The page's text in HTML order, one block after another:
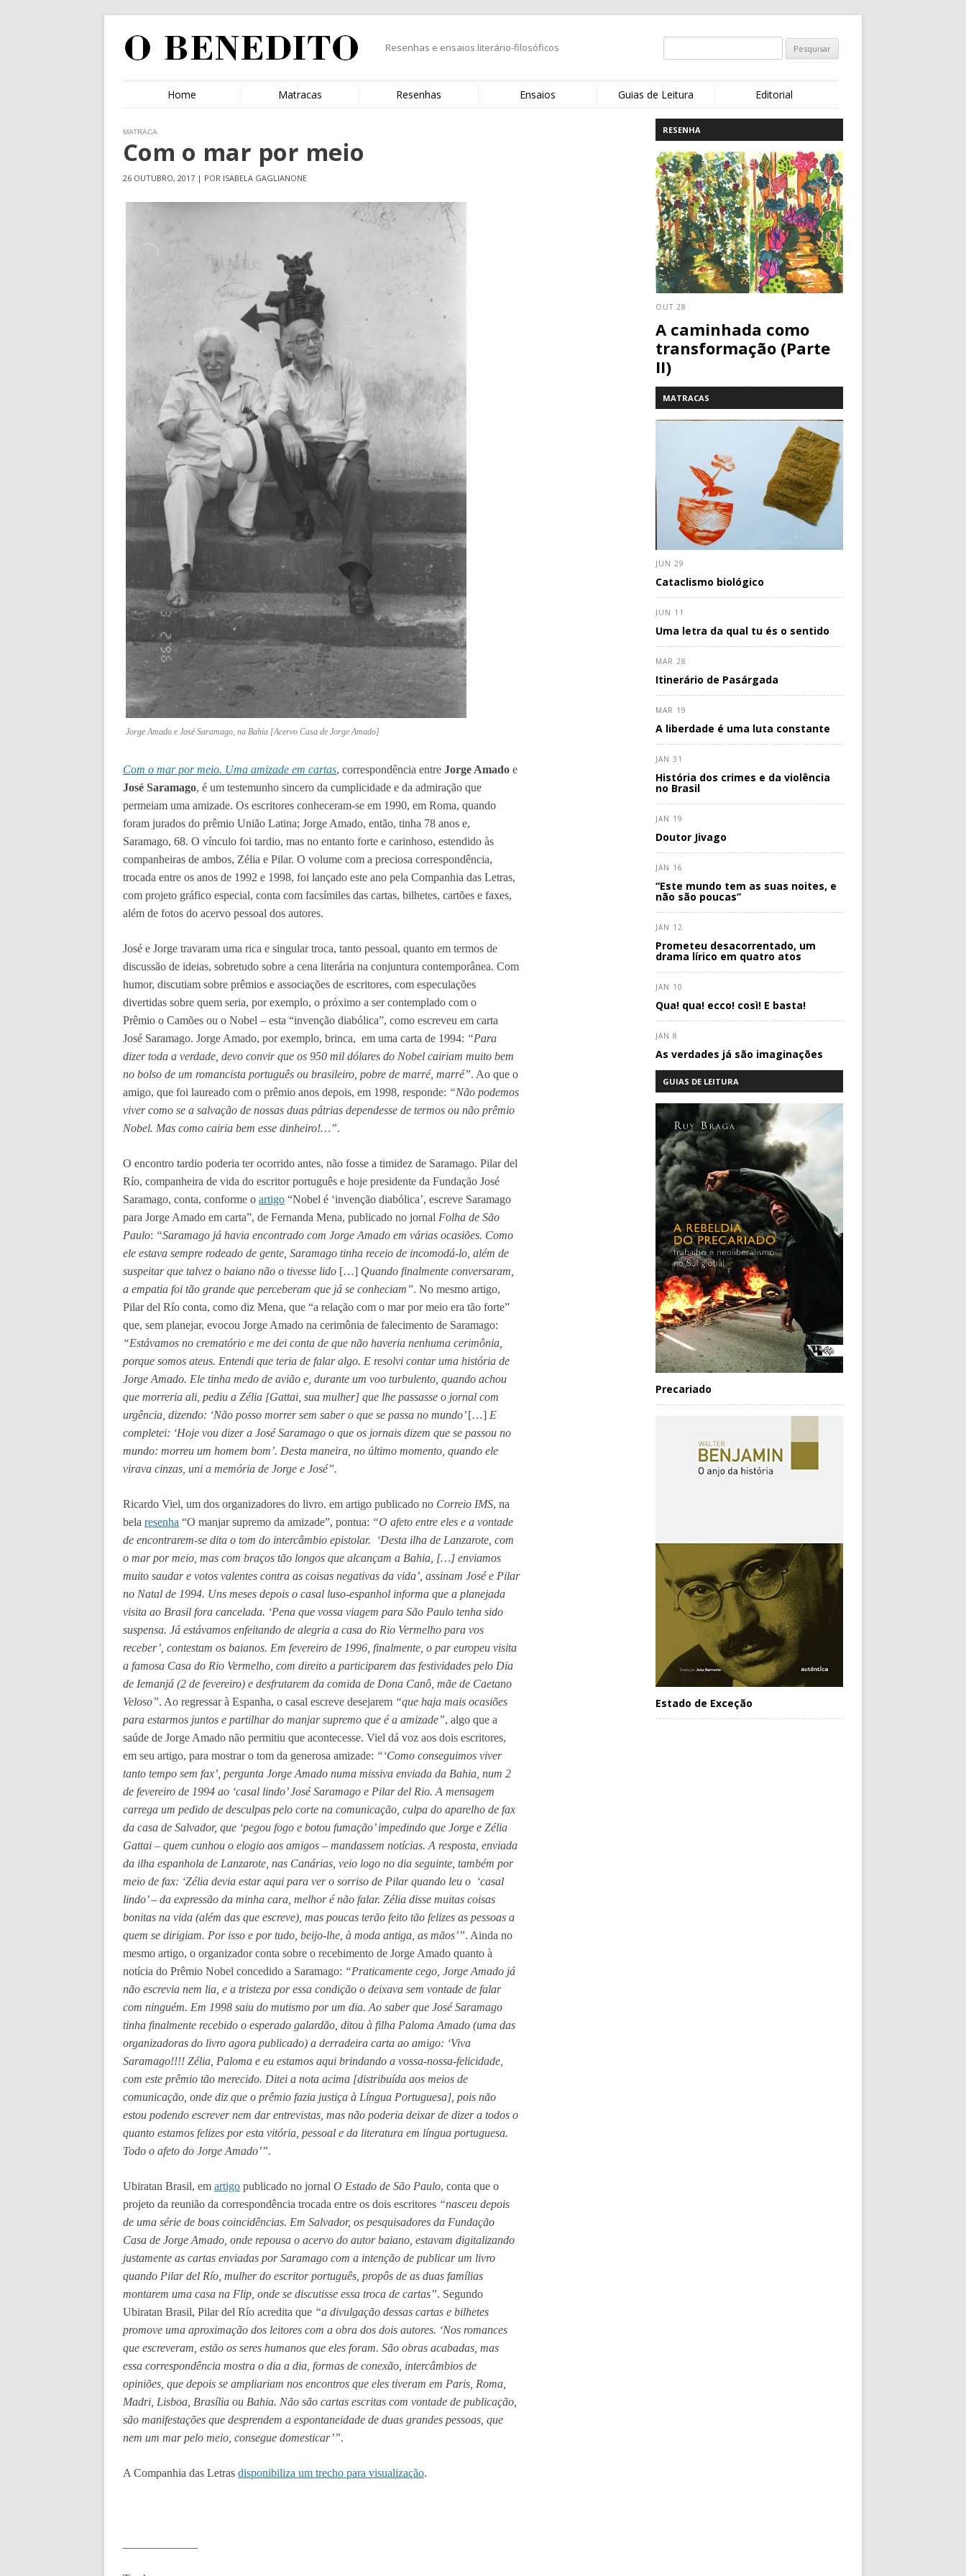
Resenhas e ensaios literário-filosóficos
Home Matracas Resenhas Ensaios Guias de Leitura Editorial
MATRACA
Com o mar por meio
26 OUTUBRO, 2017 | POR ISABELA GAGLIANONE
Jorge Amado e José Saramago, na Bahia [Acervo Casa de Jorge Amado]
Com o mar por meio. Uma amizade em cartas, correspondência entre Jorge Amado e
José Saramago, é um testemunho sincero da cumplicidade e da admiração que
permeiam uma amizade. Os escritores conheceram-se em 1990, em Roma, quando
foram jurados do prêmio União Latina; Jorge Amado, então, tinha 78 anos e,
Saramago, 68. O vínculo foi tardio, mas no entanto forte e carinhoso, estendido às
companheiras de ambos, Zélia e Pilar. O volume com a preciosa correspondência,
trocada entre os anos de 1992 e 1998, foi lançado este ano pela Companhia das Letras,
com projeto gráfico especial, conta com facsímiles das cartas, bilhetes, cartões e faxes,
além de fotos do acervo pessoal dos autores.
José e Jorge travaram uma rica e singular troca, tanto pessoal, quanto em termos de
discussão de ideias, sobretudo sobre a cena literária na conjuntura contemporânea. Com
humor, discutiam sobre prêmios e associações de escritores, com especulações
divertidas sobre quem seria, por exemplo, o próximo a ser contemplado com o
Prêmio o Camões ou o Nobel – esta “invenção diabólica”, como escreveu em carta
José Saramago. Jorge Amado, por exemplo, brinca, em uma carta de 1994: “Para
dizer toda a verdade, devo convir que os 950 mil dólares do Nobel cairiam muito bem
no bolso de um romancista português ou brasileiro, pobre de marré, marré”. Ao que o
amigo, que foi laureado com o prêmio anos depois, em 1998, responde: “Não podemos
viver como se a salvação de nossas duas pátrias dependesse de termos ou não prêmio
Nobel. Mas como cairia bem esse dinheiro!…”.
O encontro tardio poderia ter ocorrido antes, não fosse a timidez de Saramago. Pilar del
Río, companheira de vida do escritor português e hoje presidente da Fundação José
Saramago, conta, conforme o artigo “Nobel é ‘invenção diabólica’, escreve Saramago
para Jorge Amado em carta”, de Fernanda Mena, publicado no jornal Folha de São
Paulo: “Saramago já havia encontrado com Jorge Amado em várias ocasiões. Como
ele estava sempre rodeado de gente, Saramago tinha receio de incomodá-lo, além de
suspeitar que talvez o baiano não o tivesse lido […] Quando finalmente conversaram,
a empatia foi tão grande que perceberam que já se conheciam”. No mesmo artigo,
Pilar del Río conta, como diz Mena, que “a relação com o mar por meio era tão forte”
que, sem planejar, evocou Jorge Amado na cerimônia de falecimento de Saramago:
“Estávamos no crematório e me dei conta de que não haveria nenhuma cerimônia,
porque somos ateus. Entendi que teria de falar algo. E resolvi contar uma história de
Jorge Amado. Ele tinha medo de avião e, durante um voo turbulento, quando achou
que morreria ali, pediu a Zélia [Gattai, sua mulher] que lhe passasse o jornal com
urgência, dizendo: ‘Não posso morrer sem saber o que se passa no mundo’[…] E
completei: ‘Hoje vou dizer a José Saramago o que os jornais dizem que se passou no
mundo: morreu um homem bom’. Desta maneira, no último momento, quando ele
virava cinzas, uni a memória de Jorge e José”.
Ricardo Viel, um dos organizadores do livro. em artigo publicado no Correio IMS, na
bela resenha “O manjar supremo da amizade”, pontua: “O afeto entre eles e a vontade
de encontrarem-se dita o tom do intercâmbio epistolar. ‘Desta ilha de Lanzarote, com
o mar por meio, mas com braços tão longos que alcançam a Bahia, […] enviamos
muito saudar e votos valentes contra as coisas negativas da vida’, assinam José e Pilar
no Natal de 1994. Uns meses depois o casal luso-espanhol informa que a planejada
visita ao Brasil fora cancelada. ‘Pena que vossa viagem para São Paulo tenha sido
suspensa. Já estávamos enfeitando de alegria a casa do Rio Vermelho para vos
receber’, contestam os baianos. Em fevereiro de 1996, finalmente, o par europeu visita
a famosa Casa do Rio Vermelho, com direito a participarem das festividades pelo Dia
de Iemanjá (2 de fevereiro) e desfrutarem da comida de Dona Canô, mãe de Caetano
Veloso”. Ao regressar à Espanha, o casal escreve desejarem “que haja mais ocasiões
para estarmos juntos e partilhar do manjar supremo que é a amizade”, algo que a
saúde de Jorge Amado não permitiu que acontecesse. Viel dá voz aos dois escritores,
em seu artigo, para mostrar o tom da generosa amizade: “‘Como conseguimos viver
tanto tempo sem fax’, pergunta Jorge Amado numa missiva enviada da Bahia, num 2
de fevereiro de 1994 ao ‘casal lindo’ José Saramago e Pilar del Rio. A mensagem
carrega um pedido de desculpas pelo corte na comunicação, culpa do aparelho de fax
da casa de Salvador, que ‘pegou fogo e botou fumação’ impedindo que Jorge e Zélia
Gattai – quem cunhou o elogio aos amigos – mandassem notícias. A resposta, enviada
da ilha espanhola de Lanzarote, nas Canárias, veio logo no dia seguinte, também por
meio de fax: ‘Zélia devia estar aqui para ver o sorriso de Pilar quando leu o ‘casal
lindo’ – da expressão da minha cara, melhor é não falar. Zélia disse muitas coisas
bonitas na vida (além das que escreve), mas poucas terão feito tão felizes as pessoas a
quem se dirigiam. Por isso e por tudo, beijo-lhe, à moda antiga, as mãos’”. Ainda no
mesmo artigo, o organizador conta sobre o recebimento de Jorge Amado quanto à
notícia do Prêmio Nobel concedido a Saramago: “Praticamente cego, Jorge Amado já
não escrevia nem lia, e a tristeza por essa condição o deixava sem vontade de falar
com ninguém. Em 1998 saiu do mutismo por um dia. Ao saber que José Saramago
tinha finalmente recebido o esperado galardão, ditou à filha Paloma Amado (uma das
organizadoras do livro agora publicado) a derradeira carta ao amigo: ‘Viva
Saramago!!!! Zélia, Paloma e eu estamos aqui brindando a vossa-nossa-felicidade,
com este prêmio tão merecido. Ditei a nota acima [distribuída aos meios de
comunicação, onde diz que o prêmio fazia justiça à Língua Portuguesa], pois não
estou podendo escrever nem dar entrevistas, mas não poderia deixar de dizer a todos o
quanto estamos felizes por esta vitória, pessoal e da literatura em língua portuguesa.
Todo o afeto do Jorge Amado’”.
Ubiratan Brasil, em artigo publicado no jornal O Estado de São Paulo, conta que o
projeto da reunião da correspondência trocada entre os dois escritores “nasceu depois
de uma série de boas coincidências. Em Salvador, os pesquisadores da Fundação
Casa de Jorge Amado, onde repousa o acervo do autor baiano, estavam digitalizando
justamente as cartas enviadas por Saramago com a intenção de publicar um livro
quando Pilar del Río, mulher do escritor português, propôs de as duas famílias
montarem uma casa na Flip, onde se discutisse essa troca de cartas”. Segundo
Ubiratan Brasil, Pilar del Río acredita que “a divulgação dessas cartas e bilhetes
promove uma aproximação dos leitores com a obra dos dois autores. ‘Nos romances
que escreveram, estão os seres humanos que eles foram. São obras acabadas, mas
essa correspondência mostra o dia a dia, formas de conexão, intercâmbios de
opiniões, que depois se ampliariam nos encontros que eles tiveram em Paris, Roma,
Madri, Lisboa, Brasília ou Bahia. Não são cartas escritas com vontade de publicação,
são manifestações que desprendem a espontaneidade de duas grandes pessoas, que
nem um mar pelo meio, consegue domesticar’”.
A Companhia das Letras disponibiliza um trecho para visualização.
RESENHA
OUT 28
A caminhada como
transformação (Parte
II)
MATRACAS
JUN 29
Cataclismo biológico
JUN 11
Uma letra da qual tu és o sentido
MAR 28
Itinerário de Pasárgada
MAR 19
A liberdade é uma luta constante
JAN 31
História dos crimes e da violência
no Brasil
JAN 19
Doutor Jivago
JAN 16
“Este mundo tem as suas noites, e
não são poucas”
JAN 12
Prometeu desacorrentado, um
drama lírico em quatro atos
JAN 10
Qua! qua! ecco! così! E basta!
JAN 8
As verdades já são imaginações
GUIAS DE LEITURA
Precariado
Estado de Exceção